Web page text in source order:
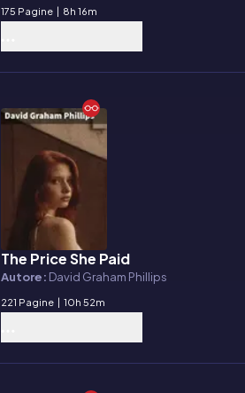
175 Pagine | 8h 16m
E-book
The Price She Paid
Autore: David Graham Phillips
221 Pagine | 10h 52m